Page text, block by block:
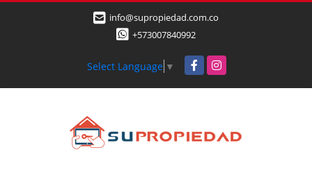
info@supropiedad.com.co
+573007840992
Select Language ▼ FacebookInstagram